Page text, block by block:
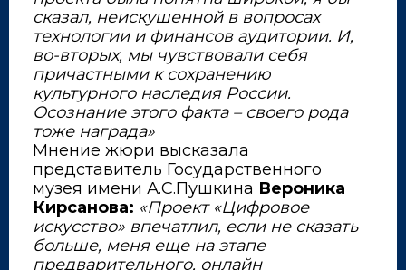
сказал, неискушенной в вопросах
технологии и финансов аудитории. И,
во-вторых, мы чувствовали себя
причастными к сохранению
культурного наследия России.
Осознание этого факта – своего рода
тоже награда»
Мнение жюри высказала
представитель Государственного
музея имени А.С.Пушкина Вероника
Кирсанова: «Проект «Цифровое
искусство» впечатлил, если не сказать
больше, меня еще на этапе
предварительного, онлайн